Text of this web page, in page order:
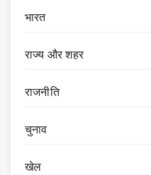
भारत
राज्य और शहर
राजनीति
चुनाव
खेल